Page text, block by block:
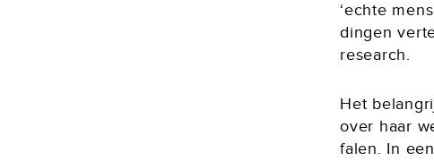
‘echte
dingen
research.
Het
over haar
falen. In